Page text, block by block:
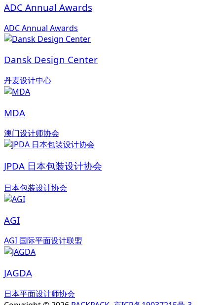
ADC Annual Awards
ADC Annual Awards
Dansk Design Center
丹麦设计中心
MDA
澳门设计师协会
JPDA 日本包装设计协会
日本包装设计协会
AGI
AGI 国际平面设计联盟
JAGDA
日本平面设计师协会